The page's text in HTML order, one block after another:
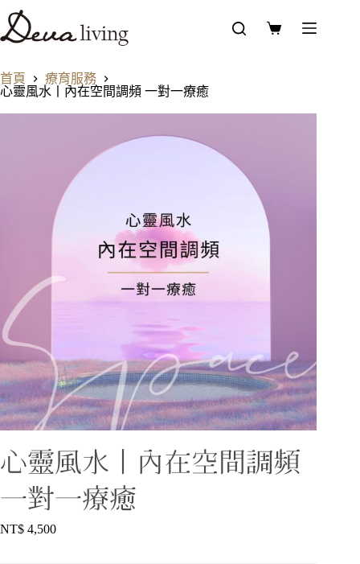
首頁
療育服務
心靈風水丨內在空間調頻 一對一療癒
心靈風水丨內在空間調頻
一對一療癒
NT$ 4,500